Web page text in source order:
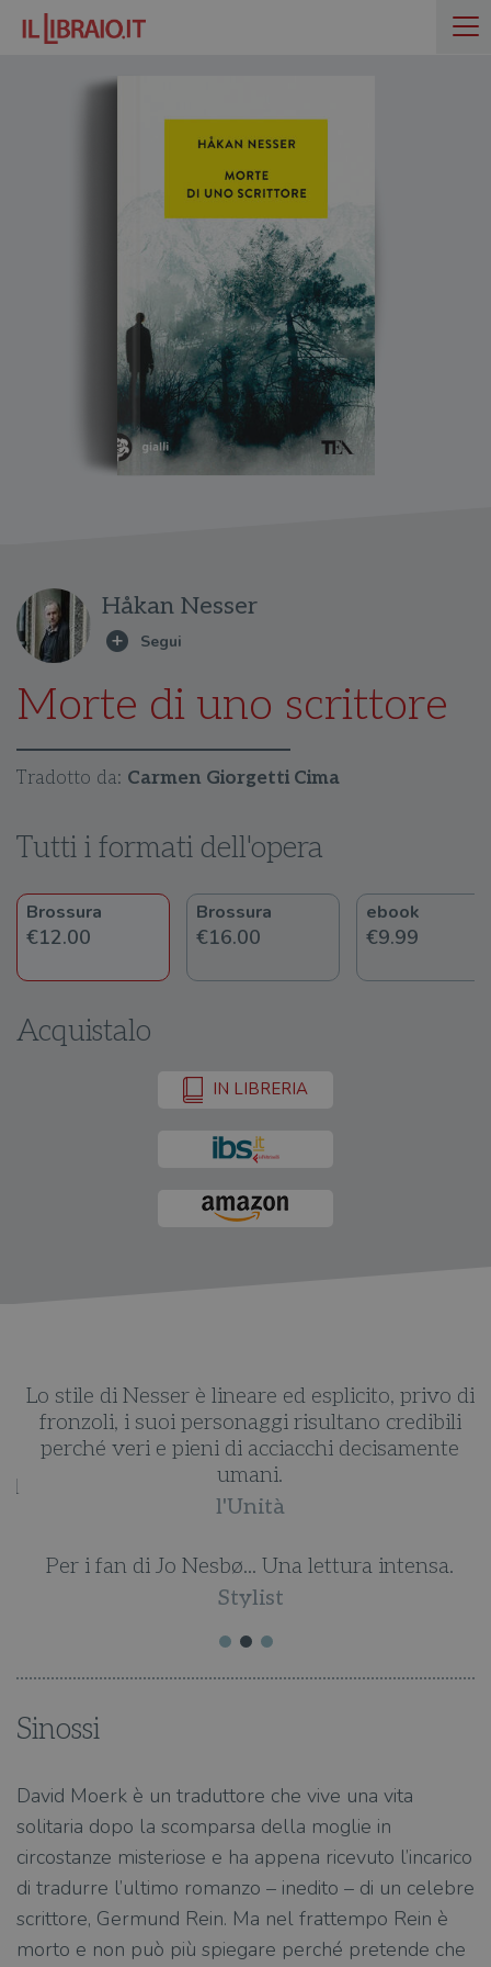
Håkan Nesser
Morte di uno scrittore
Tradotto da: Carmen Giorgetti Cima
Tutti i formati dell'opera
Brossura
€12.00
Brossura
€16.00
ebook
€9.99
Acquistalo
IN LIBRERIA
Lo stile di Nesser è lineare ed esplicito, privo di
fronzoli, i suoi personaggi risultano credibili
perché veri e pieni di acciacchi decisamente
umani.
l'Unità
Per i fan di Jo Nesbø... Una lettura intensa.
Stylist
Sinossi
David Moerk è un traduttore che vive una vita
solitaria dopo la scomparsa della moglie in
circostanze misteriose e ha appena ricevuto l’incarico
di tradurre l’ultimo romanzo – inedito – di un celebre
scrittore, Germund Rein. Ma nel frattempo Rein è
morto e non può più spiegare perché pretende che